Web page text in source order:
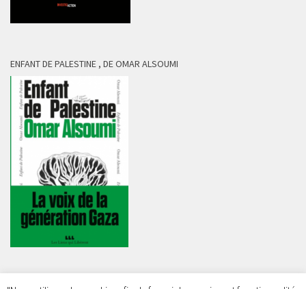
ENFANT DE PALESTINE , DE OMAR ALSOUMI